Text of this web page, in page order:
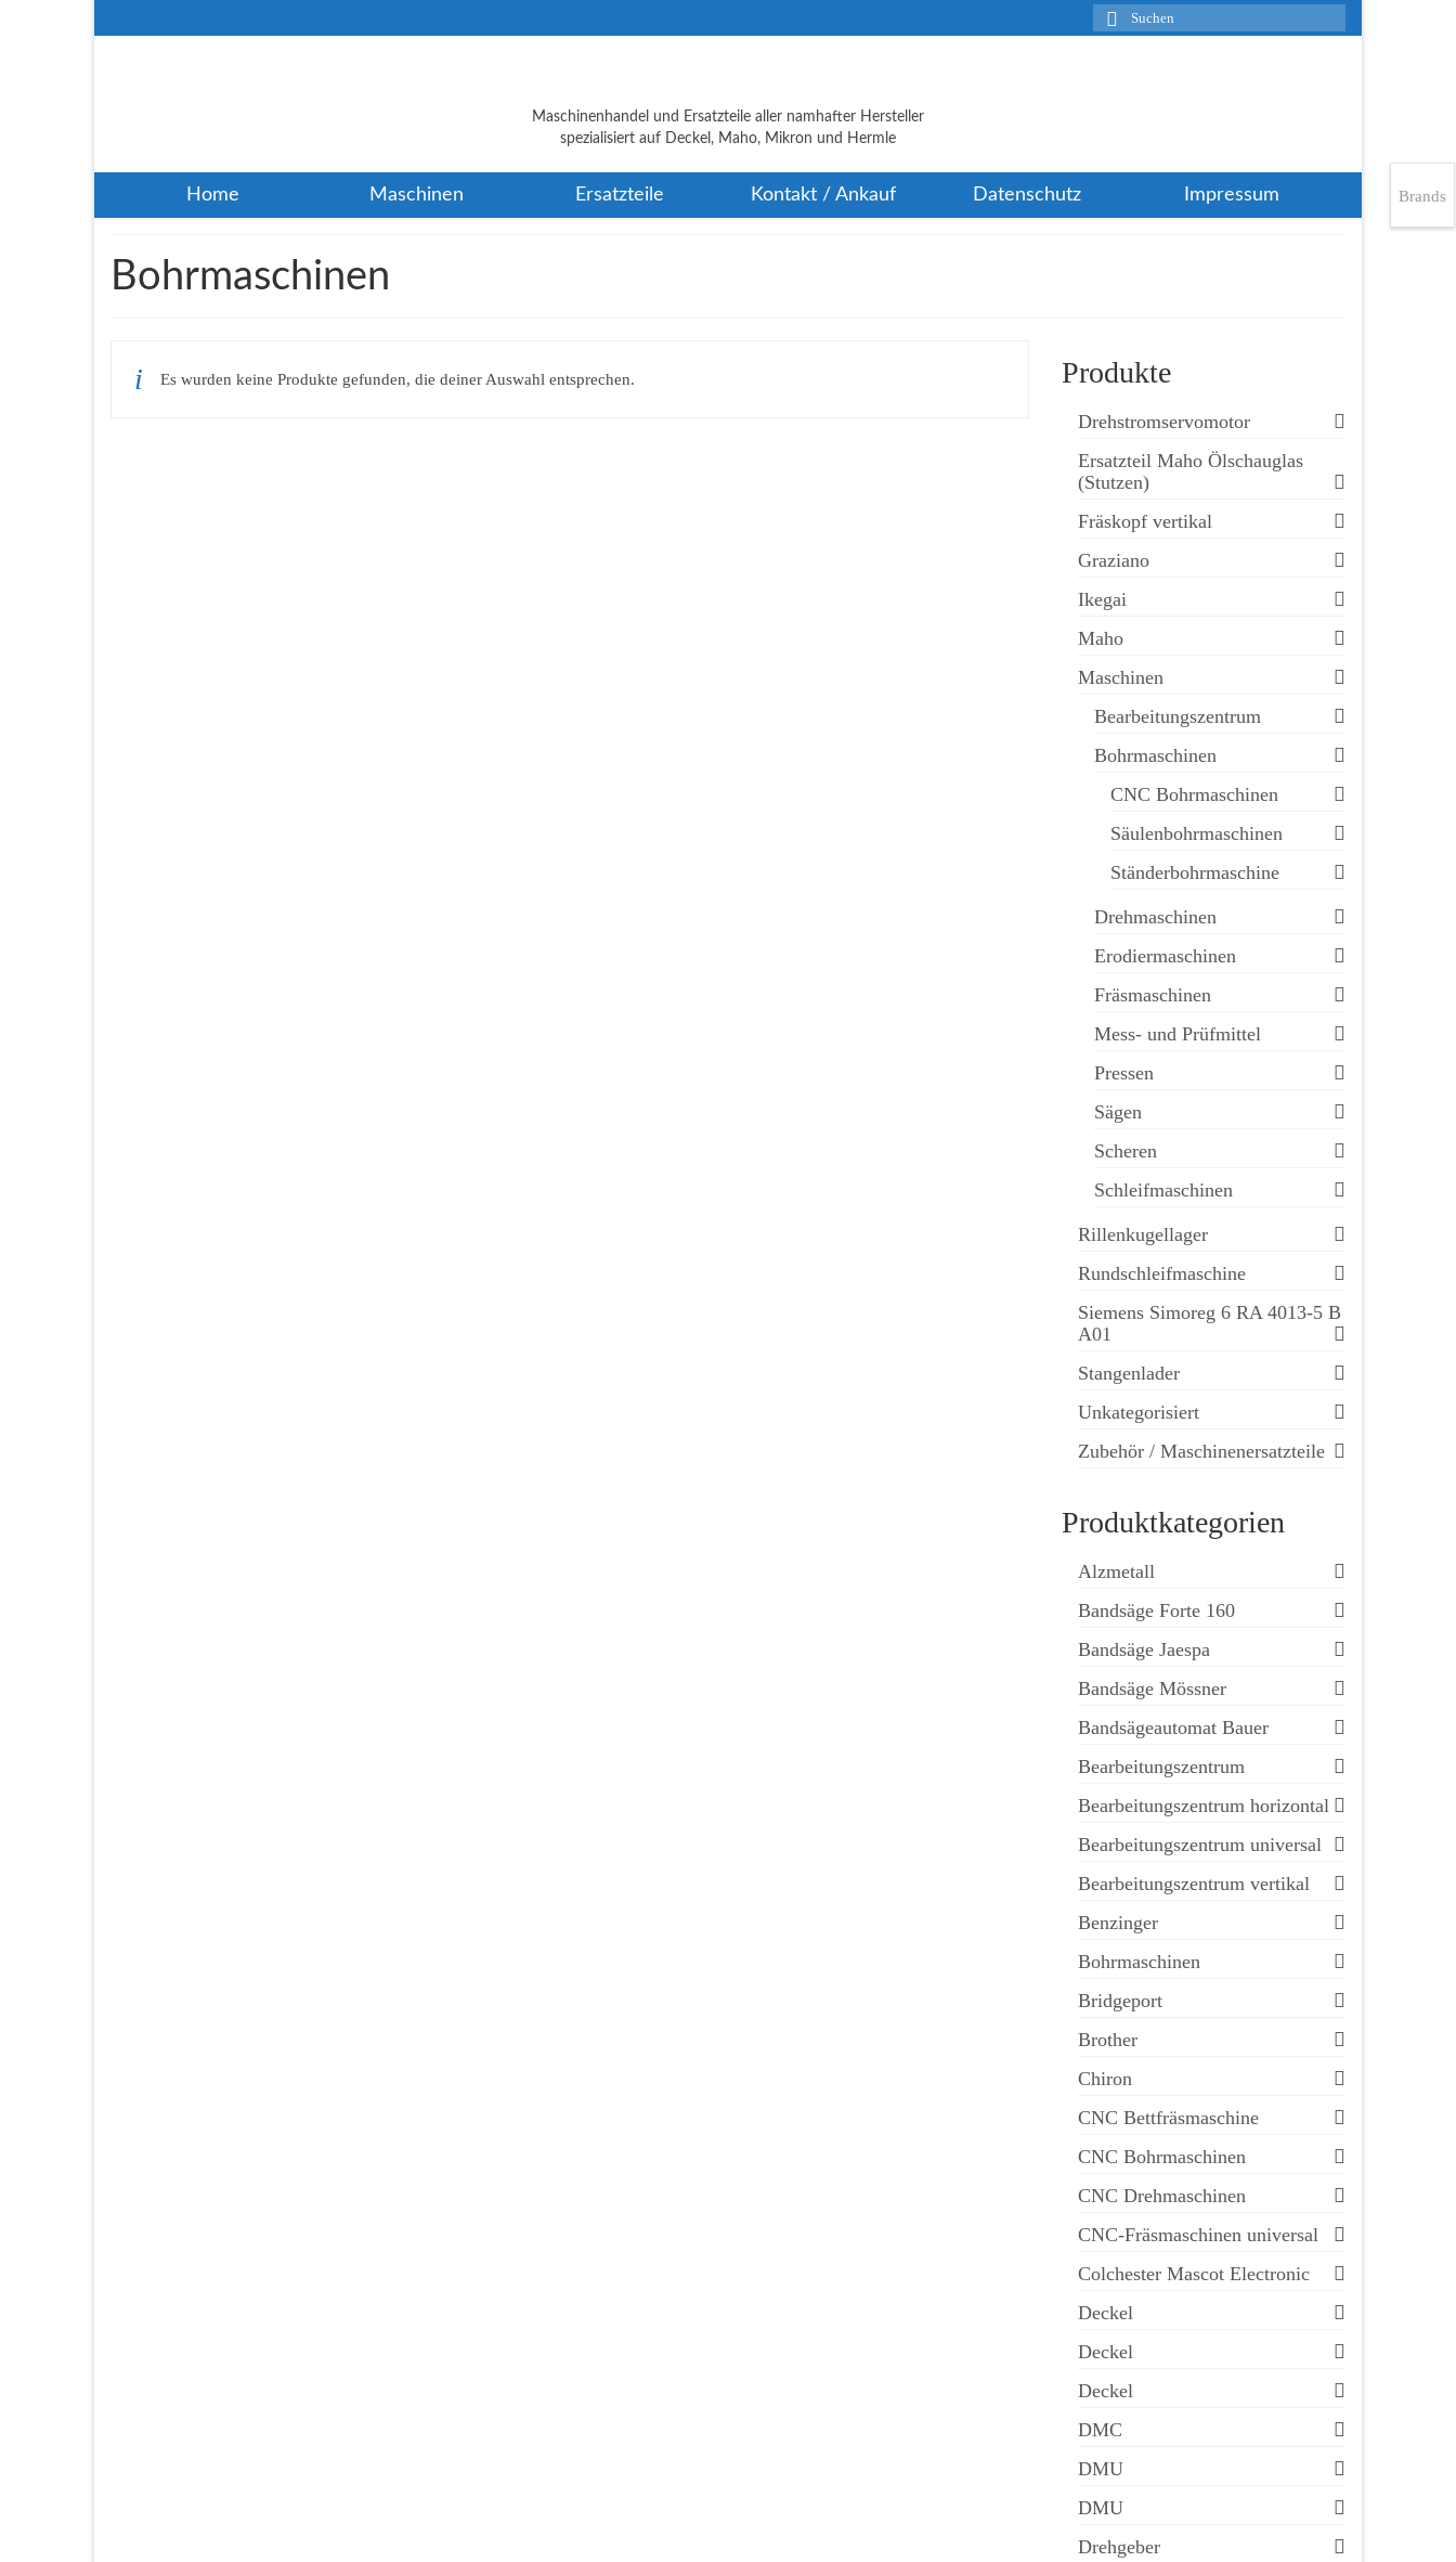
Suchen
nach:
Maschinenhandel und Ersatzteile aller namhafter Hersteller
spezialisiert auf Deckel, Maho, Mikron und Hermle
Home Maschinen Ersatzteile Kontakt / Ankauf Datenschutz Impressum
Bohrmaschinen
Es wurden keine Produkte gefunden, die deiner Auswahl entsprechen. Produkte
Drehstromservomotor
Ersatzteil Maho Ölschauglas
(Stutzen)
Fräskopf vertikal
Graziano
Ikegai
Maho
Maschinen
Bearbeitungszentrum
Bohrmaschinen
CNC Bohrmaschinen
Säulenbohrmaschinen
Ständerbohrmaschine
Drehmaschinen
Erodiermaschinen
Fräsmaschinen
Mess- und Prüfmittel
Pressen
Sägen
Scheren
Schleifmaschinen
Rillenkugellager
Rundschleifmaschine
Siemens Simoreg 6 RA 4013-5 B
A01
Stangenlader
Unkategorisiert
Zubehör / Maschinenersatzteile
Produktkategorien
Alzmetall
Bandsäge Forte 160
Bandsäge Jaespa
Bandsäge Mössner
Bandsägeautomat Bauer
Bearbeitungszentrum
Bearbeitungszentrum horizontal
Bearbeitungszentrum universal
Bearbeitungszentrum vertikal
Benzinger
Bohrmaschinen
Bridgeport
Brother
Chiron
CNC Bettfräsmaschine
CNC Bohrmaschinen
CNC Drehmaschinen
CNC-Fräsmaschinen universal
Colchester Mascot Electronic
Deckel
Deckel
Deckel
DMC
DMU
DMU
Drehgeber
Brands